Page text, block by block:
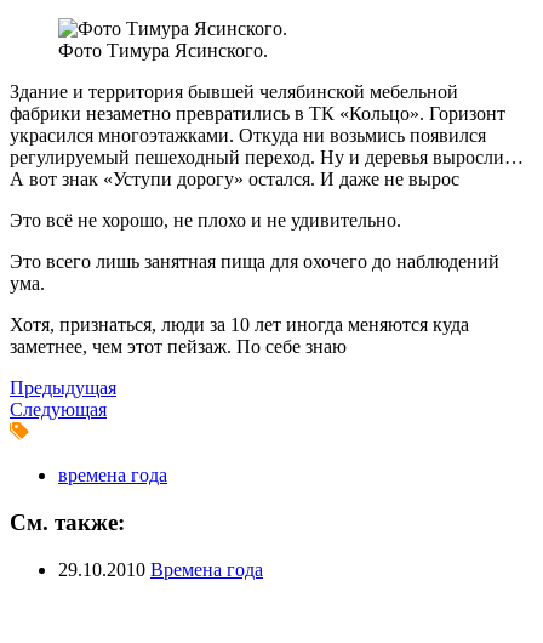
Фото Тимура Ясинского.
Здание и территория бывшей челябинской мебельной
фабрики незаметно превратились в ТК «Кольцо». Горизонт
украсился многоэтажками. Откуда ни возьмись появился
регулируемый пешеходный переход. Ну и деревья выросли…
А вот знак «Уступи дорогу» остался. И даже не вырос
Это всё не хорошо, не плохо и не удивительно.
Это всего лишь занятная пища для охочего до наблюдений
ума.
Хотя, признаться, люди за 10 лет иногда меняются куда
заметнее, чем этот пейзаж. По себе знаю
Предыдущая
Следующая
времена года
См. также:
29.10.2010 Времена года